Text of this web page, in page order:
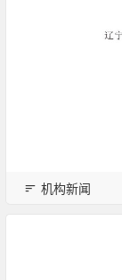
机构新闻